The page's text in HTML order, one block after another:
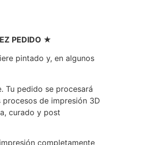
PEDIDO ★
pintado y, en algunos
Tu pedido se procesará
de impresión 3D
curado y post
completamente